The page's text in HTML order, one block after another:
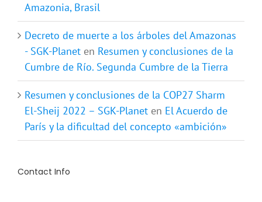
Amazonia, Brasil
Decreto de muerte a los árboles del Amazonas
- SGK-Planet en Resumen y conclusiones de la
Cumbre de Río. Segunda Cumbre de la Tierra
Resumen y conclusiones de la COP27 Sharm
El-Sheij 2022 – SGK-Planet en El Acuerdo de
París y la dificultad del concepto «ambición»